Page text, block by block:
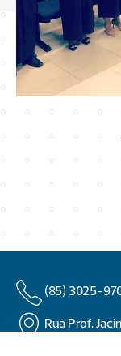
(85) 3025-
Rua Prof.